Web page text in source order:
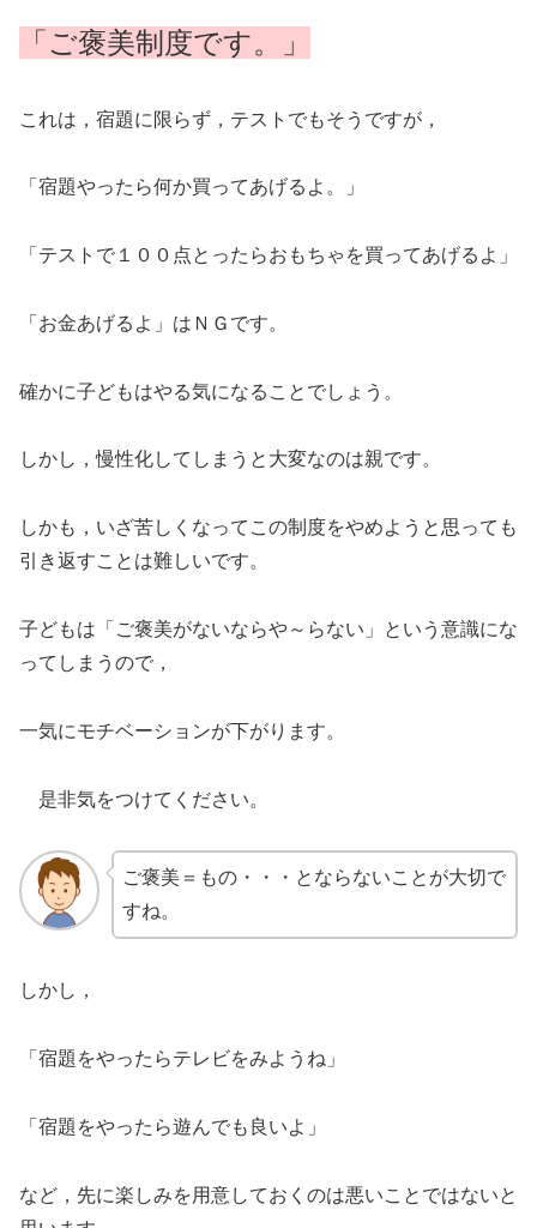
「ご褒美制度です。」
これは，宿題に限らず，テストでもそうですが，
「宿題やったら何か買ってあげるよ。」
「テストで１００点とったらおもちゃを買ってあげるよ」
「お金あげるよ」はＮＧです。
確かに子どもはやる気になることでしょう。
しかし，慢性化してしまうと大変なのは親です。
しかも，いざ苦しくなってこの制度をやめようと思っても
引き返すことは難しいです。
子どもは「ご褒美がないならや～らない」という意識にな
ってしまうので，
一気にモチベーションが下がります。
是非気をつけてください。
ご褒美＝もの・・・とならないことが大切で
すね。
しかし，
「宿題をやったらテレビをみようね」
「宿題をやったら遊んでも良いよ」
など，先に楽しみを用意しておくのは悪いことではないと